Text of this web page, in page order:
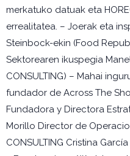
merkatuko datuak eta
errealitatea. – Joerak eta
Steinbock-ekin (Food
Sektorearen ikuspegia
CONSULTING) – Mahai
fundador de Across The
Fundadora y Directora
Morillo Director de
CONSULTING Cristina